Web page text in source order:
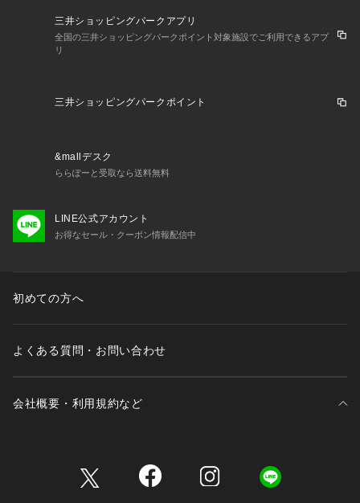
・セールアイテムは予告なく価格の変更を行う場合がございま
すが、ご購入後のアイテムについての価格変更はお受けいたし
り、交換対応いたします。なお、セールアイテムのため、お品
切れの場合は返金でのご対応といたします。
三井ショッピングパークアプリ
全国の三井ショッピングパークポイント対象施設でご利用できるアプ
リ
三井ショッピングパークポイント
&mallデスク
ららぽーと受取なら送料無料
LINE公式アカウント
お得なセール・クーポン情報配信中
初めての方へ
よくある質問・お問い合わせ
会社概要・利用規約など